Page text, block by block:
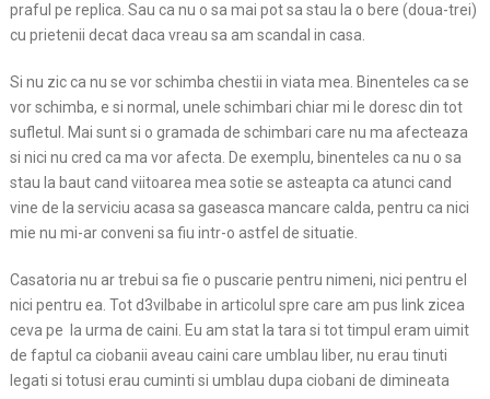
praful pe replica. Sau ca nu o sa mai pot sa stau la o bere (doua-trei)
cu prietenii decat daca vreau sa am scandal in casa.
Si nu zic ca nu se vor schimba chestii in viata mea. Binenteles ca se
vor schimba, e si normal, unele schimbari chiar mi le doresc din tot
sufletul. Mai sunt si o gramada de schimbari care nu ma afecteaza
si nici nu cred ca ma vor afecta. De exemplu, binenteles ca nu o sa
stau la baut cand viitoarea mea sotie se asteapta ca atunci cand
vine de la serviciu acasa sa gaseasca mancare calda, pentru ca nici
mie nu mi-ar conveni sa fiu intr-o astfel de situatie.
Casatoria nu ar trebui sa fie o puscarie pentru nimeni, nici pentru el
nici pentru ea. Tot d3vilbabe in articolul spre care am pus link zicea
ceva pe la urma de caini. Eu am stat la tara si tot timpul eram uimit
de faptul ca ciobanii aveau caini care umblau liber, nu erau tinuti
legati si totusi erau cuminti si umblau dupa ciobani de dimineata